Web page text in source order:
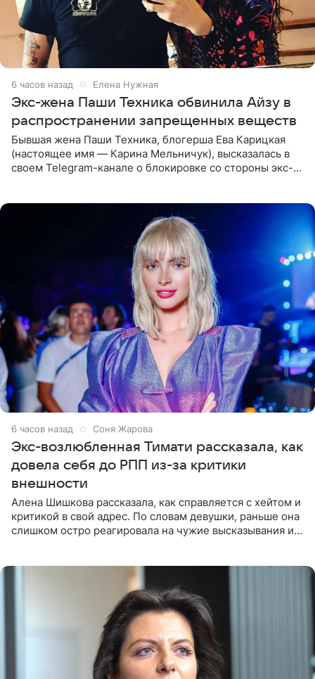
6 часов назад Елена Нужная
Экс-жена Паши Техника обвинила Айзу в
распространении запрещенных веществ
Бывшая жена Паши Техника, блогерша Ева Карицкая
(настоящее имя — Карина Мельничук), высказалась в
своем Telegram-канале о блокировке со стороны экс-
6 часов назад Соня Жарова
Экс-возлюбленная Тимати рассказала, как
довела себя до РПП из-за критики
внешности
Алена Шишкова рассказала, как справляется с хейтом и
критикой в свой адрес. По словам девушки, раньше она
слишком остро реагировала на чужие высказывания и